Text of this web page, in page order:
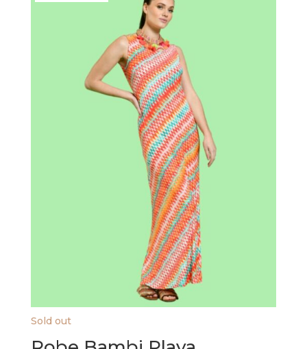
Sold out